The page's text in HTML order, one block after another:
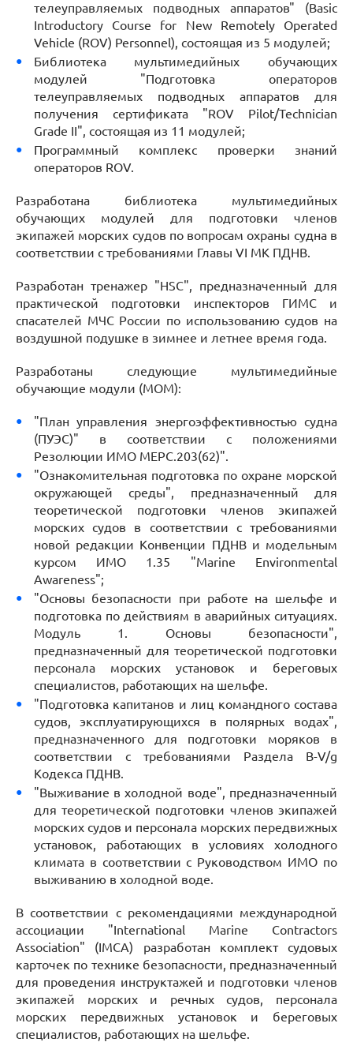
телеуправляемых подводных аппаратов" (Basic
Introductory Course for New Remotely Operated
Vehicle (ROV) Personnel), состоящая из 5 модулей;
Библиотека мультимедийных обучающих
модулей "Подготовка операторов
телеуправляемых подводных аппаратов для
получения сертификата "ROV Pilot/Technician
Grade II", состоящая из 11 модулей;
Программный комплекс проверки знаний
операторов ROV.
Разработана библиотека мультимедийных
обучающих модулей для подготовки членов
экипажей морских судов по вопросам охраны судна в
соответствии с требованиями Главы VI МК ПДНВ.
Разработан тренажер "HSC", предназначенный для
практической подготовки инспекторов ГИМС и
спасателей МЧС России по использованию судов на
воздушной подушке в зимнее и летнее время года.
Разработаны следующие мультимедийные
обучающие модули (МОМ):
"План управления энергоэффективностью судна
(ПУЭС)" в соответствии с положениями
Резолюции ИМО МЕРС.203(62)".
"Ознакомительная подготовка по охране морской
окружающей среды", предназначенный для
теоретической подготовки членов экипажей
морских судов в соответствии с требованиями
новой редакции Конвенции ПДНВ и модельным
курсом ИМО 1.35 "Marine Environmental
Awareness";
"Основы безопасности при работе на шельфе и
подготовка по действиям в аварийных ситуациях.
Модуль 1. Основы безопасности",
предназначенный для теоретической подготовки
персонала морских установок и береговых
специалистов, работающих на шельфе.
"Подготовка капитанов и лиц командного состава
судов, эксплуатирующихся в полярных водах",
предназначенного для подготовки моряков в
соответствии с требованиями Раздела В-V/g
Кодекса ПДНВ.
"Выживание в холодной воде", предназначенный
для теоретической подготовки членов экипажей
морских судов и персонала морских передвижных
установок, работающих в условиях холодного
климата в соответствии с Руководством ИМО по
выживанию в холодной воде.
В соответствии с рекомендациями международной
ассоциации "International Marine Contractors
Association" (IMCA) разработан комплект судовых
карточек по технике безопасности, предназначенный
для проведения инструктажей и подготовки членов
экипажей морских и речных судов, персонала
морских передвижных установок и береговых
специалистов, работающих на шельфе.